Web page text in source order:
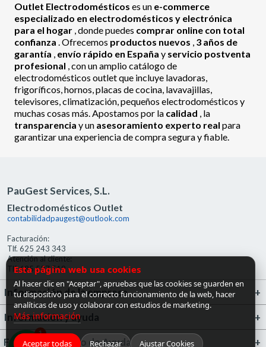
Outlet Electrodomésticos es un e-commerce
especializado en electrodomésticos y electrónica
para el hogar , donde puedes comprar online con total
confianza . Ofrecemos productos nuevos , 3 años de
garantía , envío rápido en España y servicio postventa
profesional , con un amplio catálogo de
electrodomésticos outlet que incluye lavadoras,
frigoríficos, hornos, placas de cocina, lavavajillas,
televisores, climatización, pequeños electrodomésticos y
muchas cosas más. Apostamos por la calidad , la
transparencia y un asesoramiento experto real para
garantizar una experiencia de compra segura y fiable.
PauGest Services, S.L.
Electrodomésticos Outlet
contabilidadpaugest@outlook.com
Facturación:
Tlf. 625 243 343
Atención al cliente:
Tlf. 685 527 519
Información de la empresa
Información y ayuda
FrigoGas · Centro de Ayuda
1
Esta página web usa cookies
Al hacer clic en "Aceptar", apruebas que las cookies se guarden en
tu dispositivo para el correcto funcionamiento de la web, hacer
analíticas de uso y colaborar con estudios de marketing.
Más información
Aceptar todas Rechazar Ajustar Cookies